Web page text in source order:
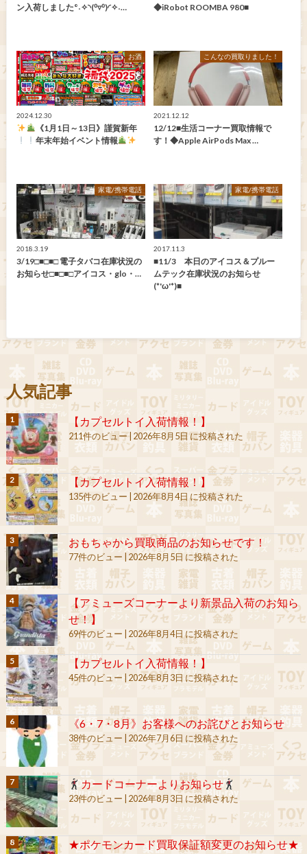
ン入荷しました°˖✧◝(⁰▿⁰)◜✧˖…
◆iRobot ROOMBA 980■
お酒
2024.12.30
《1月1日～13日》謹賀新年
年末年始イベント情報
こんなの買取りました！
2021.12.12
12/12■生活コーナー買取情報で
す！◆Apple AirPods Max …
家電/携帯電話
2018.3.19
3/19□■□■□ 電子タバコ在庫状況の
お知らせ□■□■□アイコス・glo・…
家電/携帯電話
2017.11.3
■11/3 本日のアイコス＆プルー
ムテック在庫状況のお知らせ
(*'ω'*)■
人気記事
【カプセルトイ入荷情報！】
211件のビュー| 2026年8月5日 に投稿された
【カプセルトイ入荷情報！】
135件のビュー 2026年8月4日 に投稿された
おもちゃから買取商品のお知らせです！
77件のビュー 2026年8月5日 に投稿された
【アミューズコーナーより新景品入荷のお知ら
せ！】
69件のビュー 2026年8月4日 に投稿された
【カプセルトイ入荷情報！】
45件のビュー| 2026年8月3日 に投稿された
《6・7・8月》お客様へのお詫びとお知らせ
38件のビュー 2026年7月6日 に投稿された
カードコーナーよりお知らせ
23件のビュー 2026年8月3日 に投稿された
★ポケモンカード買取保証額変更のお知らせ★